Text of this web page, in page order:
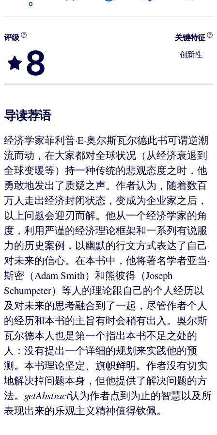
0
评级
8
关键特征
创新性
导读荐语
经济学家菲利普·E·奥尔斯瓦尔德此书可谓逆潮
流而动，在大家都对全球状况（从经济衰退到
全球变暖等）持一种传统的悲观态度之时，他
勇敢地发出了质疑之声。作者认为，随着数百
万人走出经济封闭状态，变成为企业家之后，
以上问题会迎刃而解。他从一个经济学家的角
度，利用严谨的经济理论框架和一系列有说服
力的历史案例，以幽默的行文方式表达了自己
对未来的信心。在本书中，他将著名学者亚当·
斯密（Adam Smith）和熊彼得（Joseph
Schumpeter）等人的理论跟自己的个人经历以
及对未来的思考融合到了一起，尽管作者个人
的经历和本书的主旨有时会稍有出入。奥尔斯
瓦尔德本人也是第一个指出本书不足之处的
人：没有提出一个详细的规划来实践他的预
测。本书理论坚定、旗帜鲜明。作者没有切实
地解决掉问题本身，但他提供了解决问题的方
法。 getAbstract认为作者点到为止的智慧以及所
表现出来的乐观主义精神值得钦佩。